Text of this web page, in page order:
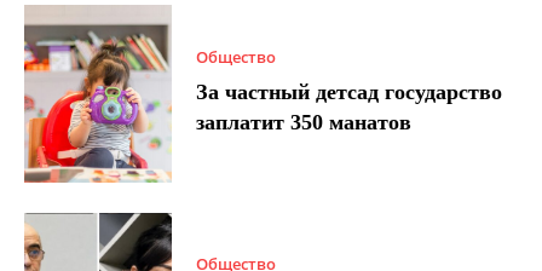
Общество
За частный детсад государство
заплатит 350 манатов
Общество